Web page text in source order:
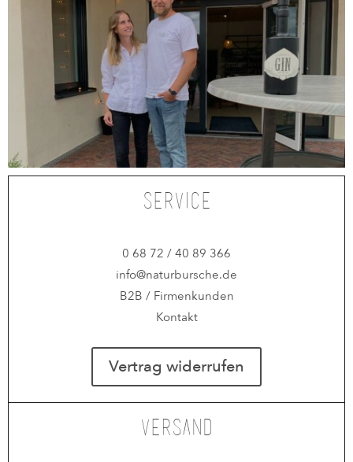
Service
0 68 72 / 40 89 366
info@naturbursche.de
B2B / Firmenkunden
Kontakt
Vertrag widerrufen
Versand